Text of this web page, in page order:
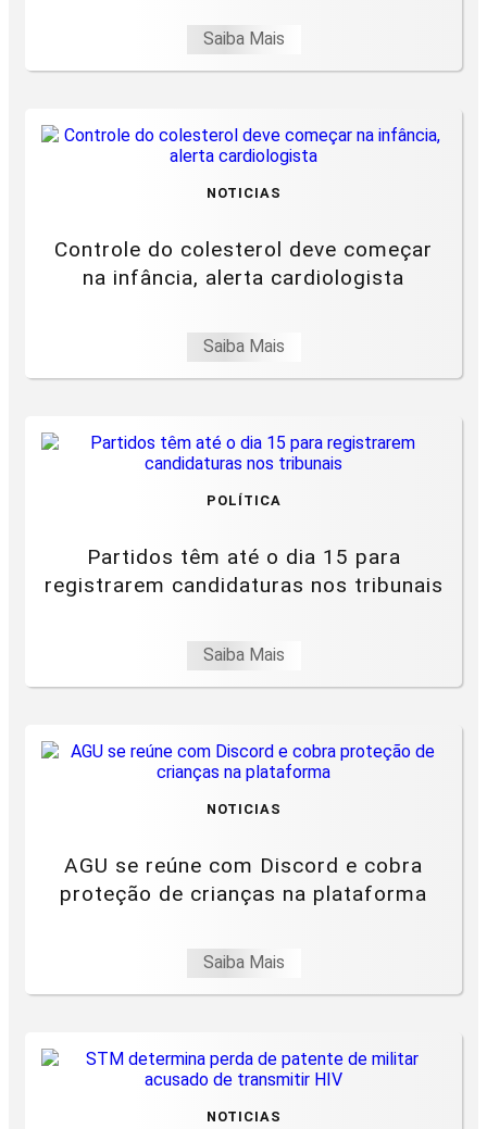
Saiba Mais
NOTICIAS
Controle do colesterol deve começar
na infância, alerta cardiologista
Saiba Mais
POLÍTICA
Partidos têm até o dia 15 para
registrarem candidaturas nos tribunais
Saiba Mais
NOTICIAS
AGU se reúne com Discord e cobra
proteção de crianças na plataforma
Saiba Mais
NOTICIAS